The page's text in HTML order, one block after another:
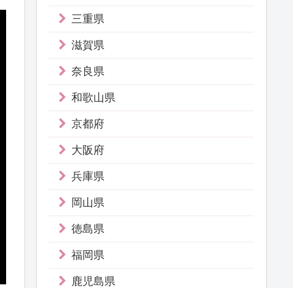
三重県
滋賀県
奈良県
和歌山県
京都府
大阪府
兵庫県
岡山県
徳島県
福岡県
鹿児島県